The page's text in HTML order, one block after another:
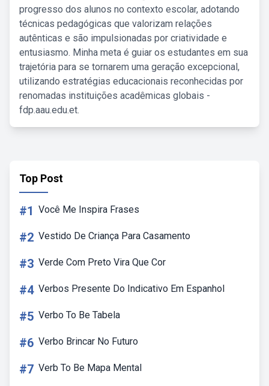
progresso dos alunos no contexto escolar, adotando
técnicas pedagógicas que valorizam relações
autênticas e são impulsionadas por criatividade e
entusiasmo. Minha meta é guiar os estudantes em sua
trajetória para se tornarem uma geração excepcional,
utilizando estratégias educacionais reconhecidas por
renomadas instituições acadêmicas globais -
fdp.aau.edu.et.
Top Post
#1 Você Me Inspira Frases
#2 Vestido De Criança Para Casamento
#3 Verde Com Preto Vira Que Cor
#4 Verbos Presente Do Indicativo Em Espanhol
#5 Verbo To Be Tabela
#6 Verbo Brincar No Futuro
#7 Verb To Be Mapa Mental